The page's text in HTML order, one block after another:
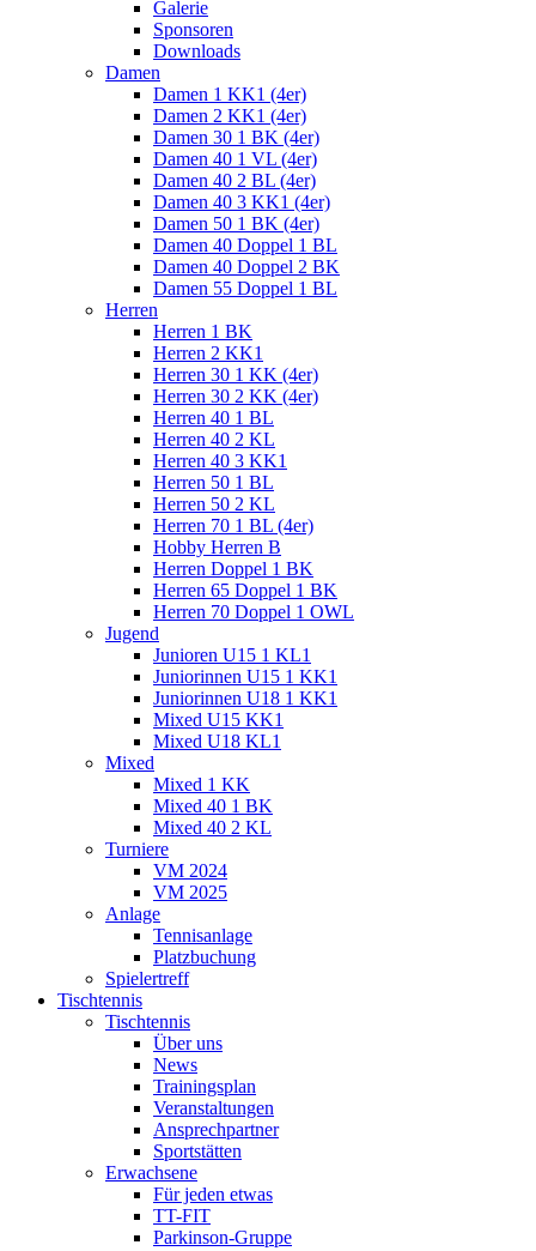
Galerie
Sponsoren
Downloads
Damen
Damen 1 KK1 (4er)
Damen 2 KK1 (4er)
Damen 30 1 BK (4er)
Damen 40 1 VL (4er)
Damen 40 2 BL (4er)
Damen 40 3 KK1 (4er)
Damen 50 1 BK (4er)
Damen 40 Doppel 1 BL
Damen 40 Doppel 2 BK
Damen 55 Doppel 1 BL
Herren
Herren 1 BK
Herren 2 KK1
Herren 30 1 KK (4er)
Herren 30 2 KK (4er)
Herren 40 1 BL
Herren 40 2 KL
Herren 40 3 KK1
Herren 50 1 BL
Herren 50 2 KL
Herren 70 1 BL (4er)
Hobby Herren B
Herren Doppel 1 BK
Herren 65 Doppel 1 BK
Herren 70 Doppel 1 OWL
Jugend
Junioren U15 1 KL1
Juniorinnen U15 1 KK1
Juniorinnen U18 1 KK1
Mixed U15 KK1
Mixed U18 KL1
Mixed
Mixed 1 KK
Mixed 40 1 BK
Mixed 40 2 KL
Turniere
VM 2024
VM 2025
Anlage
Tennisanlage
Platzbuchung
Spielertreff
Tischtennis
Tischtennis
Über uns
News
Trainingsplan
Veranstaltungen
Ansprechpartner
Sportstätten
Erwachsene
Für jeden etwas
TT-FIT
Parkinson-Gruppe